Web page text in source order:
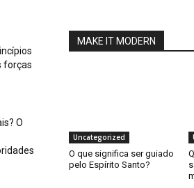
forças
O
MAKE IT MODERN
Uncategorized
O que significa ser guiado
pelo Espírito Santo?